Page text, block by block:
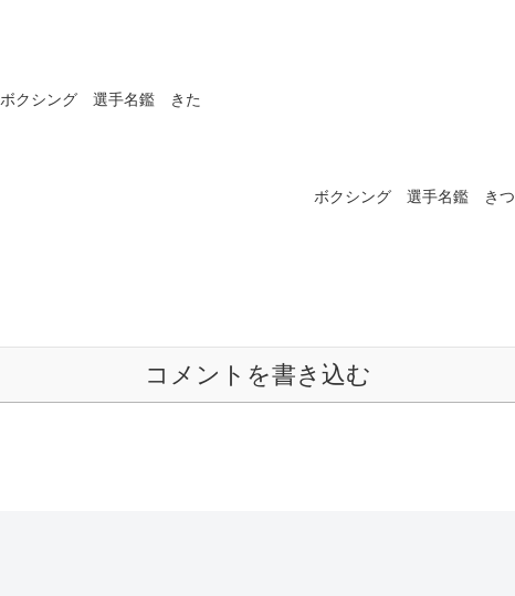
ボクシング 選手名鑑 きた
ボクシング 選手名鑑 きつ
コメントを書き込む